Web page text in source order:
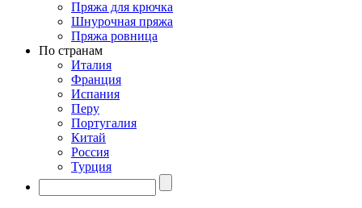
Пряжа для крючка
Шнурочная пряжа
Пряжа ровница
По странам
Италия
Франция
Испания
Перу
Португалия
Китай
Россия
Турция